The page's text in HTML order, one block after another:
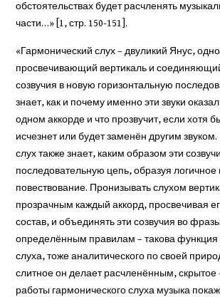
обстоятельствах будет расчленять
части…» [1, стр. 150-151].
«Гармонический слух – двуликий Янус,
просвечивающий вертикаль и
созвучия в новую горизонтальную
знает, как и почему именно эти звуки
одном аккорде и что прозвучит, если хотя
исчезнет или будет заменён другим
слух также знает, каким образом эти
последовательную цепь, образуя
повествование. Пронизывать слухом
прозрачным каждый аккорд, просвечивая
состав, и объединять эти созвучия во
определённым правилам – такова функция
слуха, тоже аналитического по своей
слитное он делает расчленённым, скрытое
работы гармонического слуха музыка